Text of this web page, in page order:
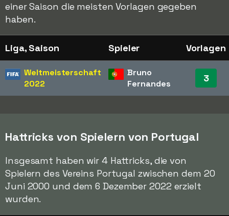
einer Saison die meisten Vorlagen gegeben
haben.
Liga, Saison Spieler Vorlagen
Weltmeisterschaft
2022
Bruno
Fernandes
3
Hattricks von Spielern von Portugal
Insgesamt haben wir 4 Hattricks, die von
Spielern des Vereins Portugal zwischen dem 20
Juni 2000 und dem 6 Dezember 2022 erzielt
wurden.